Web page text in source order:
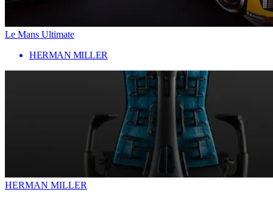
Le Mans Ultimate
HERMAN MILLER
HERMAN MILLER